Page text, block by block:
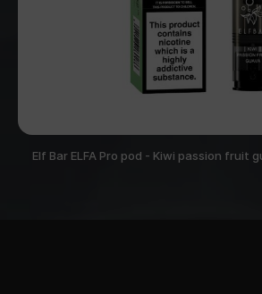
Elf Bar ELFA Pro pod - Kiwi passion fruit